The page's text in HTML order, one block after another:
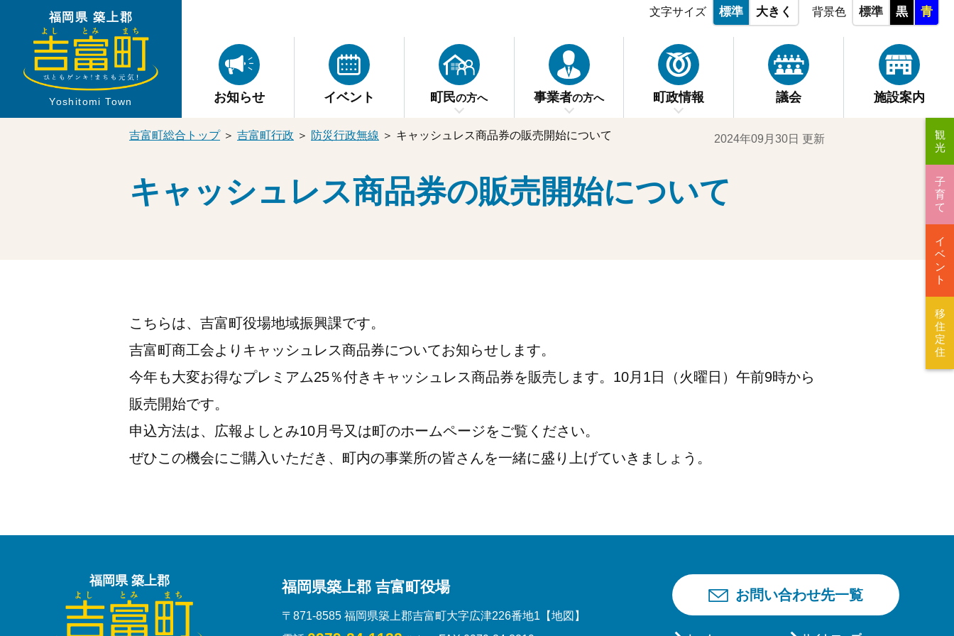
福岡県 築上郡
Yoshitomi Town
文字サイズ 標準 大きく 背景色 標準 黒 青
お知らせ イベント 町民の方へ 事業者の方へ 町政情報 議会 施設案内
吉富町総合トップ＞ 吉富町行政 ＞ 防災行政無線 ＞ キャッシュレス商品券の販売開始について
キャッシュレス商品券の販売開始について
2024年09月30日 更新
こちらは、吉富町役場地域振興課です。
吉富町商工会よりキャッシュレス商品券についてお知らせします。
今年も大変お得なプレミアム25％付きキャッシュレス商品券を販売します。10月1日（火曜日）午前9時から
販売開始です。
申込方法は、広報よしとみ10月号又は町のホームページをご覧ください。
ぜひこの機会にご購入いただき、町内の事業所の皆さんを一緒に盛り上げていきましょう。
福岡県 築上郡 福岡県築上郡 吉富町役場
〒871-8585 福岡県築上郡吉富町大字広津226番地1 【地図】
お問い合わせ先一覧
観
光
子
育
て
イ
ベ
ン
ト
移
住
定
住